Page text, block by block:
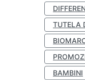
TUTELA
BAMBINI